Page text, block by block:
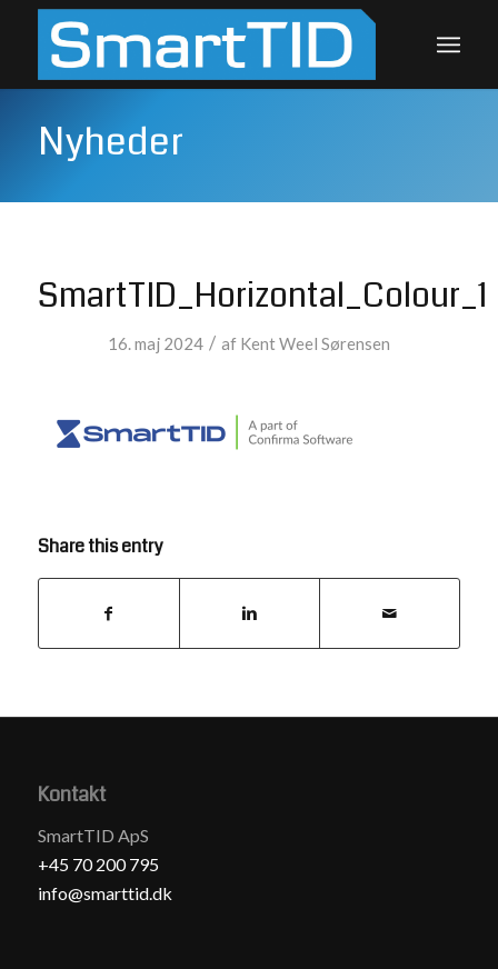
Nyheder
SmartTID_Horizontal_Colour_1
16. maj 2024 / af Kent Weel Sørensen
Share this entry
Kontakt
SmartTID ApS
+45 70 200 795
info@smarttid.dk